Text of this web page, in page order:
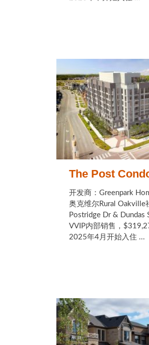
The Post
开发商：Greenpark
奥克维尔Rural Oakville
Postridge Dr & Dundas
VVIP内部销售，
2025年4月开始入住 ...